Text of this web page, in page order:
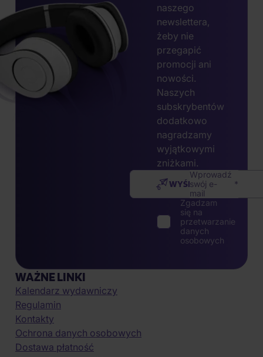
naszego
newslettera,
żeby nie
przegapić
promocji ani
nowości.
Naszych
subskrybentów
dodatkowo
nagradzamy
wyjątkowymi
zniżkami.
Wprowadź
swój e-
mail
WYŚLIJ
Zgadzam
się na
przetwarzanie
danych
osobowych
WAŻNE LINKI
Kalendarz wydawniczy
Regulamin
Kontakty
Ochrona danych osobowych
Dostawa płatność